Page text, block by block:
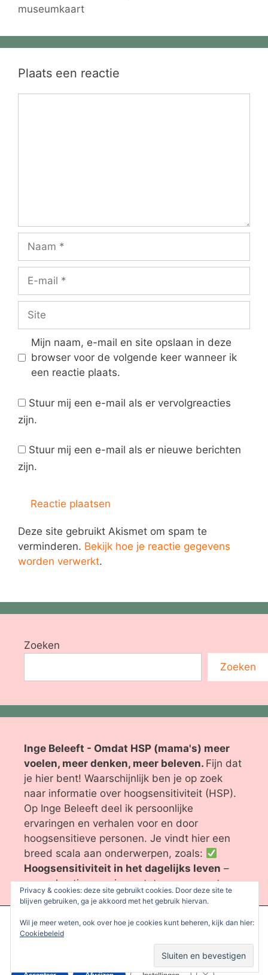
museumkaart
Plaats een reactie
Naam
Site
Mijn naam, e-mail en site opslaan in deze
browser voor de volgende keer wanneer ik
een reactie plaats.
Stuur mij een e-mail als er vervolgreacties
zijn.
Stuur mij een e-mail als er nieuwe berichten
zijn.
Deze site gebruikt Akismet om spam te
verminderen. Bekijk hoe je reactie gegevens
worden verwerkt.
Zoeken
Zoeken
Inge Beleeft - Omdat HSP (mama's) meer
voelen, meer denken, meer beleven. Fijn dat
je hier bent! Waarschijnlijk ben je op zoek
naar informatie over hoogsensitiviteit (HSP).
Op Inge Beleeft deel ik persoonlijke
ervaringen en verhalen voor en door
hoogsensitieve personen. Je vindt hier een
breed scala aan onderwerpen, zoals:
Hoogsensitiviteit in het dagelijks leven –
van vakantie-ervaringen tot omgaan met
rouw en prikkels.
die het leven van HSP’s aangenamer maken.
– sluit je aan bij onze
-groep om ervaringen te
We gebruiken cookies om je de beste ervaring op onze site te
bieden.
Je kunt meer informatie vinden over welke cookies we gebruiken
Sluit AVG/
Privacy & cookies: deze site gebruikt cookies. Door deze site te
blijven gebruiken, ga je akkoord met het gebruik hiervan.
Wil je meer weten, ook over hoe je cookies kunt beheren, kijk dan hier:
Cookiebeleid